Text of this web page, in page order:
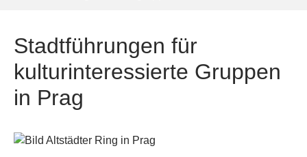
Stadtführungen für
kulturinteressierte Gruppen
in Prag